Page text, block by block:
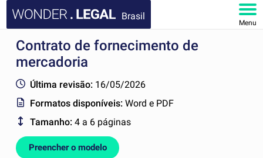
Brasil
Menu
HOME
FAQ
MINHA CONTA
Contrato de fornecimento de
mercadoria
Última revisão: 16/05/2026
Formatos disponíveis:Word e PDF
Tamanho: 4 a 6 páginas
Preencher o modelo